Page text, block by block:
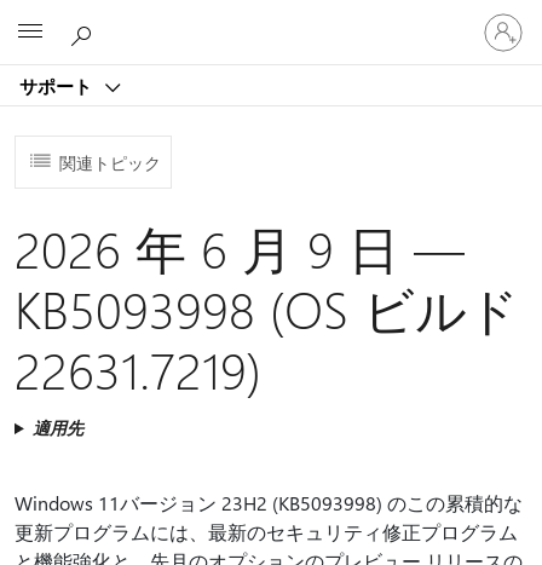
サポート
ア
カ
ウ
す
関連トピック
2026 年 6 月 9 日 —
KB5093998 (OS ビルド
22631.7219)
適用先
Windows 11バージョン 23H2 (KB5093998) のこの累積的な
更新プログラムには、最新のセキュリティ修正プログラム